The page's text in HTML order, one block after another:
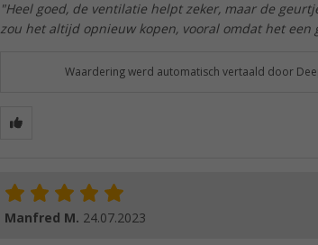
"Heel goed, de ventilatie helpt zeker, maar de
zou het altijd opnieuw kopen, vooral omdat het een
Waardering werd automatisch vertaald door
Manfred M. 24.07.2023